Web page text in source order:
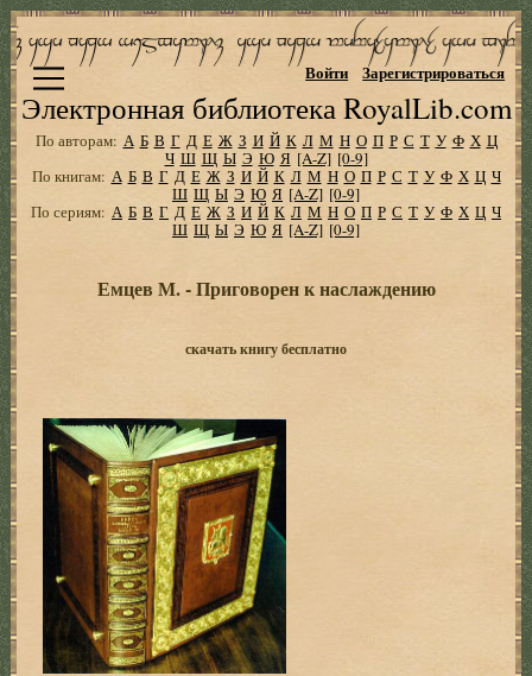
Электронная библиотека RoyalLib.com
Войти Зарегистрироваться
По авторам: А Б В Г Д Е Ж З И Й К Л М Н О П Р С Т У Ф Х Ц
Ч Ш Щ Ы Э Ю Я [A-Z] [0-9]
По книгам: А Б В Г Д Е Ж З И Й К Л М Н О П Р С Т У Ф Х Ц Ч
Ш Щ Ы Э Ю Я [A-Z] [0-9]
По сериям: А Б В Г Д Е Ж З И Й К Л М Н О П Р С Т У Ф Х Ц Ч
Ш Щ Ы Э Ю Я [A-Z] [0-9]
Емцев М. - Приговорен к наслаждению
скачать книгу бесплатно